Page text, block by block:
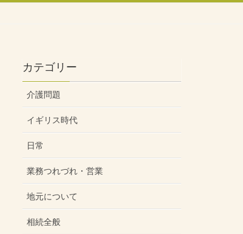
カテゴリー
介護問題
イギリス時代
日常
業務つれづれ・営業
地元について
相続全般